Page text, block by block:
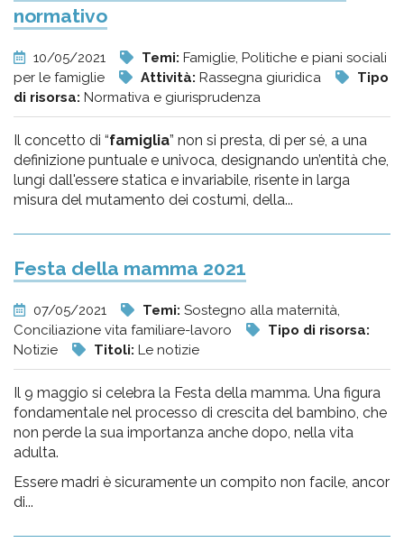
normativo
10/05/2021 Temi: Famiglie, Politiche e piani sociali
per le famiglie
Attività: Rassegna giuridica
Tipo
di risorsa: Normativa e giurisprudenza
Il concetto di “famiglia” non si presta, di per sé, a una
definizione puntuale e univoca, designando un’entità che,
lungi dall'essere statica e invariabile, risente in larga
misura del mutamento dei costumi, della...
Festa della mamma 2021
07/05/2021 Temi: Sostegno alla maternità,
Conciliazione vita familiare-lavoro
Tipo di risorsa:
Notizie
Titoli: Le notizie
Il 9 maggio si celebra la Festa della mamma. Una figura
fondamentale nel processo di crescita del bambino, che
non perde la sua importanza anche dopo, nella vita
adulta.
Essere madri è sicuramente un compito non facile, ancor
di...